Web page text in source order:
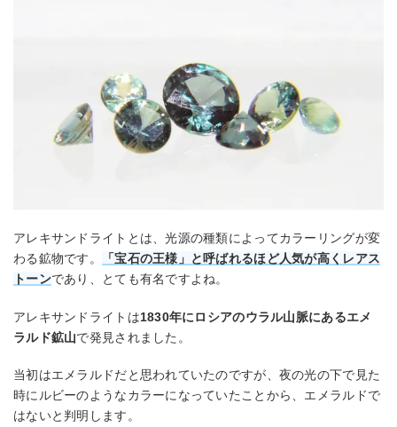
アレキサンドライトとは、光源の種類によってカラーリングが変
わる鉱物です。
「宝石の王様」と呼ばれるほど人気が高くレアス
トーンであり、とても有名ですよね。
アレキサンドライトは1830年にロシアのウラル山脈にあるエメ
ラルド鉱山で発見されました。
当初はエメラルドだと思われていたのですが、夜の光の下で見た
時にルビーのようなカラーになっていたことから、エメラルドで
はないと判明します。